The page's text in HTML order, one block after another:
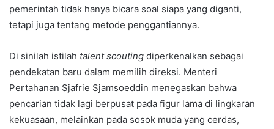
pemerintah tidak hanya bicara soal siapa yang diganti,
tetapi juga tentang metode penggantiannya.
Di sinilah istilah talent scouting diperkenalkan sebagai
pendekatan baru dalam memilih direksi. Menteri
Pertahanan Sjafrie Sjamsoeddin menegaskan bahwa
pencarian tidak lagi berpusat pada figur lama di lingkaran
kekuasaan, melainkan pada sosok muda yang cerdas,